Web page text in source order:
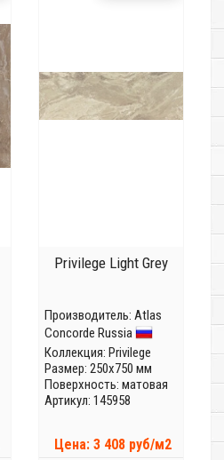
Privilege Light Grey
Производитель: Atlas
Concorde Russia
Коллекция: Privilege
Размер: 250x750 мм
Поверхность: матовая
Артикул: 145958
Цена: 3 408 руб/м2